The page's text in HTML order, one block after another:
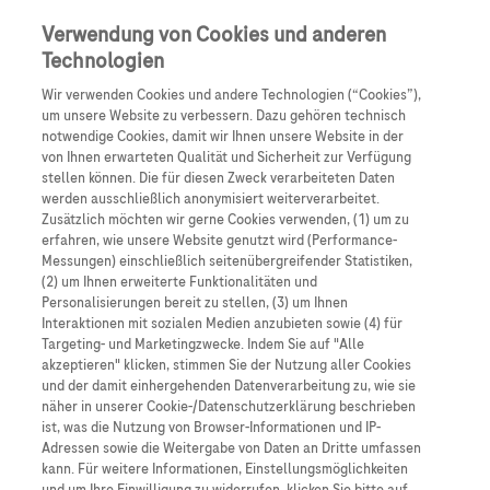
Anmelden
NMOSD
Schlüsselzytokin
IL-6
Pathophysiologische Rolle &
Therapieansätze
Verwendung von Cookies und anderen
Technologien
Wir verwenden Cookies und andere Technologien (“Cookies”),
um unsere Website zu verbessern. Dazu gehören technisch
notwendige Cookies, damit wir Ihnen unsere Website in der
von Ihnen erwarteten Qualität und Sicherheit zur Verfügung
stellen können. Die für diesen Zweck verarbeiteten Daten
werden ausschließlich anonymisiert weiterverarbeitet.
Zusätzlich möchten wir gerne Cookies verwenden, (1) um zu
erfahren, wie unsere Website genutzt wird (Performance-
Messungen) einschließlich seitenübergreifender Statistiken,
(2) um Ihnen erweiterte Funktionalitäten und
Personalisierungen bereit zu stellen, (3) um Ihnen
Interaktionen mit sozialen Medien anzubieten sowie (4) für
Targeting- und Marketingzwecke. Indem Sie auf "Alle
akzeptieren" klicken, stimmen Sie der Nutzung aller Cookies
und der damit einhergehenden Datenverarbeitung zu, wie sie
näher in unserer Cookie-/Datenschutzerklärung beschrieben
ist, was die Nutzung von Browser-Informationen und IP-
Adressen sowie die Weitergabe von Daten an Dritte umfassen
kann. Für weitere Informationen, Einstellungsmöglichkeiten